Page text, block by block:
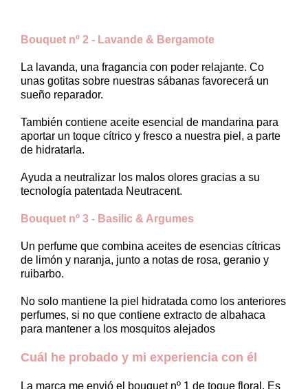
Bouquet nº 2 - Lavande & Bergamote
La lavanda, una fragancia con poder relajante. Co
unas gotitas sobre nuestras sábanas favorecerá un
sueño reparador.
También contiene aceite esencial de mandarina para
aportar un toque cítrico y fresco a nuestra piel, a parte
de hidratarla.
Ayuda a neutralizar los malos olores gracias a su
tecnología patentada Neutracent.
Bouquet nº 3 - Basilic & Argumes
Un perfume que combina aceites de esencias cítricas
de limón y naranja, junto a notas de rosa, geranio y
ruibarbo.
No solo mantiene la piel hidratada como los anteriores
perfumes, si no que contiene extracto de albahaca
para mantener a los mosquitos alejados
Cuál he probado y mi experiencia con él
La marca me envió el bouquet nº 1 de toque floral. Es